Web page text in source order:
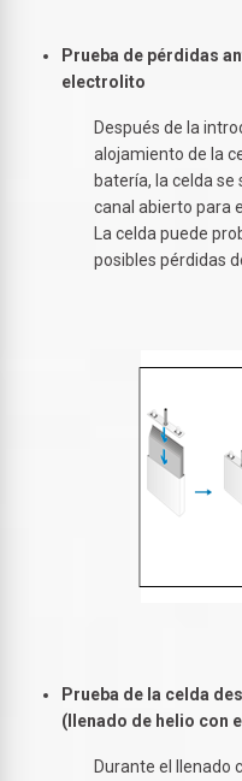
Prueba de pérdidas
electrolito
Después de la
alojamiento de la
batería, la celda se
canal abierto para
La celda puede
posibles pérdidas
Prueba de la celda
(llenado de helio con
Durante el llenado